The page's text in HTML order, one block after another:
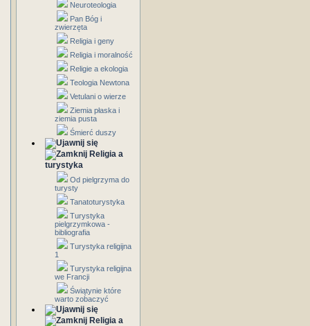
Neuroteologia
Pan Bóg i
zwierzęta
Religia i geny
Religia i moralność
Religie a ekologia
Teologia Newtona
Vetulani o wierze
Ziemia płaska i
ziemia pusta
Śmierć duszy
Religia a
turystyka
Od pielgrzyma do
turysty
Tanatoturystyka
Turystyka
pielgrzymkowa -
bibliografia
Turystyka religijna
1
Turystyka religijna
we Francji
Świątynie które
warto zobaczyć
Religia a